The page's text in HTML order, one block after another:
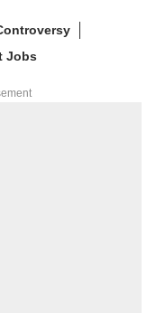
Jobs